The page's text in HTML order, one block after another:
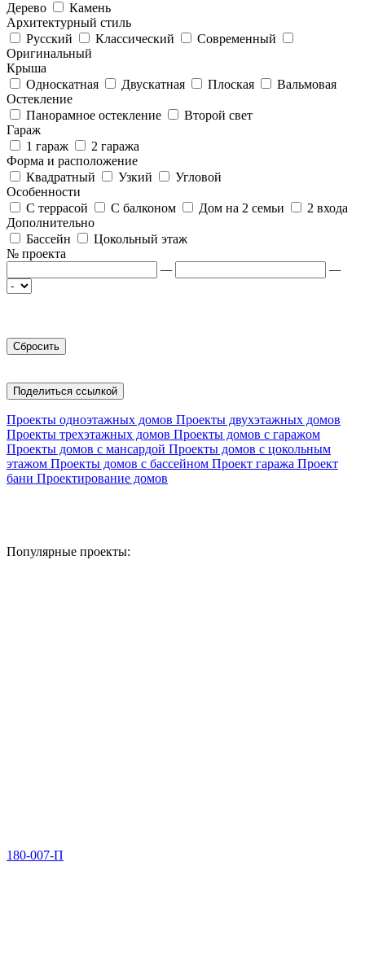
Дерево
Камень
Архитектурный стиль
Русский
Классический
Современный
Оригинальный
Крыша
Односкатная
Двускатная Плоская
Вальмовая
Остекление
Панорамное остекление
Второй свет
Гараж
1 гараж
2 гаража
Форма и расположение
Квадратный
Узкий
Угловой
Особенности
С террасой
С балконом Дом на 2 семьи
2 входа
Дополнительно
Бассейн
Цокольный этаж
№ проекта
—
—
Поделиться ссылкой
Проекты одноэтажных домов Проекты двухэтажных домов
Проекты трехэтажных домов Проекты домов с гаражом
Проекты домов с мансардой Проекты домов с цокольным
этажом Проекты домов с бассейном Проект гаража Проект
бани Проектирование домов
Популярные проекты:
180-007-П